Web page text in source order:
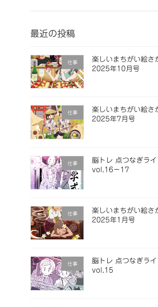
最近の投稿
仕事
楽しいまちがい絵さ
2025年10月号
仕事
楽しいまちがい絵さ
2025年7月号
仕事
脳トレ 点つなぎライ
vol.16−17
仕事
楽しいまちがい絵さ
2025年1月号
仕事
脳トレ 点つなぎライ
vol.15